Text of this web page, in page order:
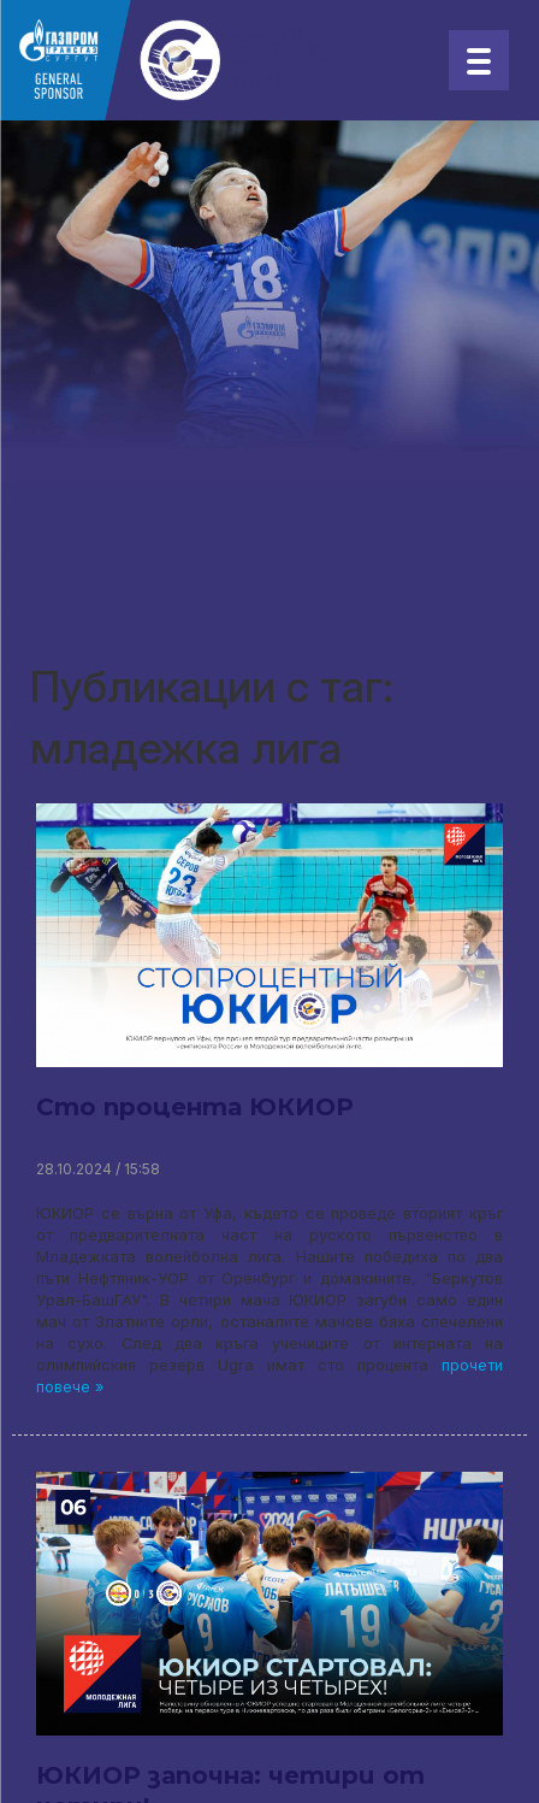
Публикации с таг:
младежка лига
Сто процента ЮКИОР
28.10.2024 / 15:58
ЮКИОР се върна от Уфа, където се проведе вторият кръг
от предварителната част на руското първенство в
Младежката волейболна лига. Нашите победиха по два
пъти Нефтяник-УОР от Оренбург и домакините, "Беркутов
Урал-БашГАУ". В четири мача ЮКИОР загуби само един
мач от Златните орли, останалите мачове бяха спечелени
на сухо. След два кръга учениците от интерната на
олимпийския резерв Ugra имат сто процента прочети
повече »
ЮКИОР започна: четири от